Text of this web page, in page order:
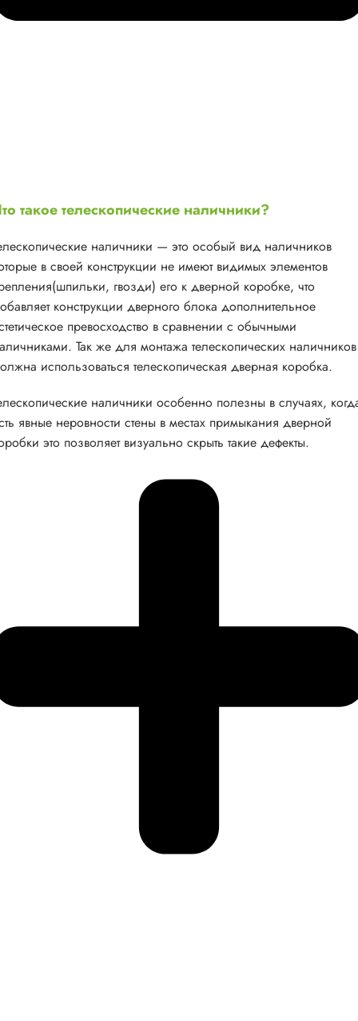
такое телескопические наличники?
наличники — это особый вид наличников
в своей конструкции не имеют видимых элементов
гвозди) его к дверной коробке, что
конструкции дверного блока дополнительное
превосходство в сравнении с обычными
Так же для монтажа телескопических наличников
использоваться телескопическая дверная коробка.
наличники особенно полезны в случаях,
явные неровности стены в местах примыкания дверной
это позволяет визуально скрыть такие дефекты.